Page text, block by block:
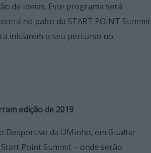
de Ideias. Este programa será
no palco da START POINT Summit
iniciarem o seu percurso no
edição de 2019
Desportivo da UMinho, em Gualtar.
Point Summit – onde serão